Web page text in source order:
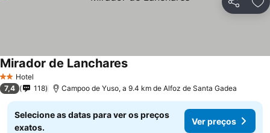
Partilhar
2 Estrelas
Hotel
Mirador de Lanchares
7,4 118 Campoo de Yuso, a 9.4 km de Alfoz de Santa Gadea
Selecione as datas para ver os preços
exatos.
Ver preços